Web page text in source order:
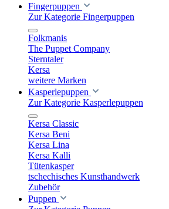
Fingerpuppen
Zur Kategorie Fingerpuppen
Folkmanis
The Puppet Company
Sterntaler
Kersa
weitere Marken
Kasperlepuppen
Zur Kategorie Kasperlepuppen
Kersa Classic
Kersa Beni
Kersa Lina
Kersa Kalli
Tütenkasper
tschechisches Kunsthandwerk
Zubehör
Puppen